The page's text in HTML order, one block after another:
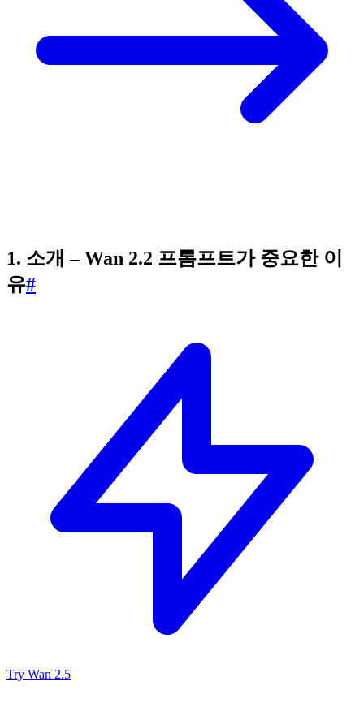
1. 소개 – Wan 2.2 프롬프트가 중요한 이
유#
Try Wan 2.5